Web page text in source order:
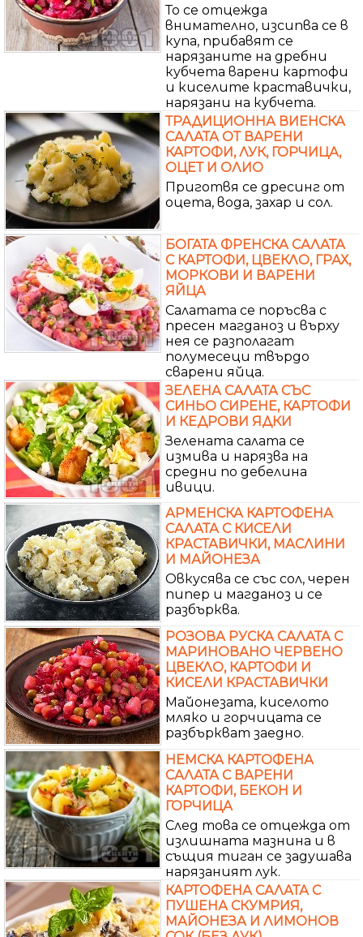
То се отцежда
внимателно, изсипва се в
купа, прибавят се
нарязаните на дребни
кубчета варени картофи
и киселите краставички,
нарязани на кубчета.
ТРАДИЦИОННА ВИЕНСКА
САЛАТА ОТ ВАРЕНИ
КАРТОФИ, ЛУК, ГОРЧИЦА,
ОЦЕТ И ОЛИО
Приготвя се дресинг от
оцета, вода, захар и сол.
БОГАТА ФРЕНСКА САЛАТА
С КАРТОФИ, ЦВЕКЛО, ГРАХ,
МОРКОВИ И ВАРЕНИ
ЯЙЦА
Салатата се поръсва с
пресен магданоз и върху
нея се разполагат
полумесеци твърдо
сварени яйца.
ЗЕЛЕНА САЛАТА СЪС
СИНЬО СИРЕНЕ, КАРТОФИ
И КЕДРОВИ ЯДКИ
Зелената салата се
измива и нарязва на
средни по дебелина
ивици.
АРМЕНСКА КАРТОФЕНА
САЛАТА С КИСЕЛИ
КРАСТАВИЧКИ, МАСЛИНИ
И МАЙОНЕЗА
Овкусява се със сол, черен
пипер и магданоз и се
разбърква.
РОЗОВА РУСКА САЛАТА С
МАРИНОВАНО ЧЕРВЕНО
ЦВЕКЛО, КАРТОФИ И
КИСЕЛИ КРАСТАВИЧКИ
Майонезата, киселото
мляко и горчицата се
разбъркват заедно.
НЕМСКА КАРТОФЕНА
САЛАТА С ВАРЕНИ
КАРТОФИ, БЕКОН И
ГОРЧИЦА
След това се отцежда от
излишната мазнина и в
същия тиган се задушава
нарязаният лук.
КАРТОФЕНА САЛАТА С
ПУШЕНА СКУМРИЯ,
МАЙОНЕЗА И ЛИМОНОВ